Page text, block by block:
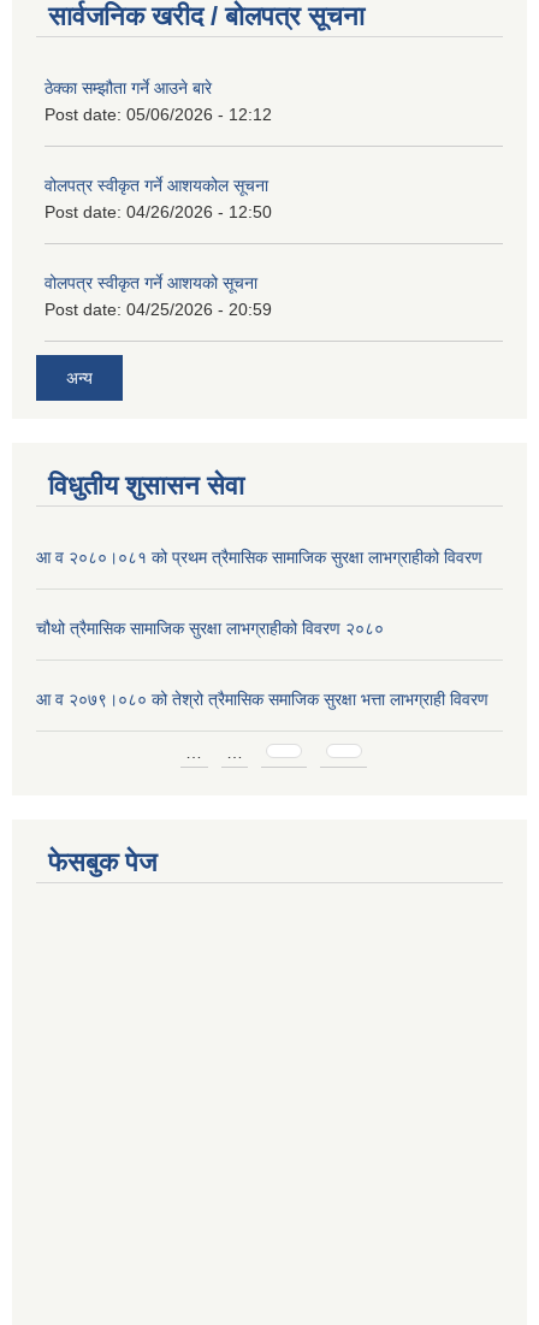
सार्वजनिक खरीद / बोलपत्र सूचना
ठेक्का सम्झौता गर्ने आउने बारे
Post date: 05/06/2026 - 12:12
वोलपत्र स्वीकृत गर्ने आशयकोल सूचना
Post date: 04/26/2026 - 12:50
वोलपत्र स्वीकृत गर्ने आशयको सूचना
Post date: 04/25/2026 - 20:59
अन्य
विधुतीय शुसासन सेवा
आ व २०८०।०८१ को प्रथम त्रैमासिक सामाजिक सुरक्षा लाभग्राहीको विवरण
चौथो त्रैमासिक सामाजिक सुरक्षा लाभग्राहीको विवरण २०८०
आ व २०७९।०८० को तेश्रो त्रैमासिक समाजिक सुरक्षा भत्ता लाभग्राही विवरण
फेसबुक पेज